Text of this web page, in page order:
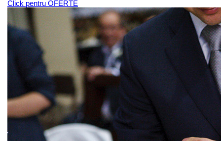
Click pentru OFERTE